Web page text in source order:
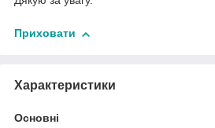
Приховати
Характеристики
Основні